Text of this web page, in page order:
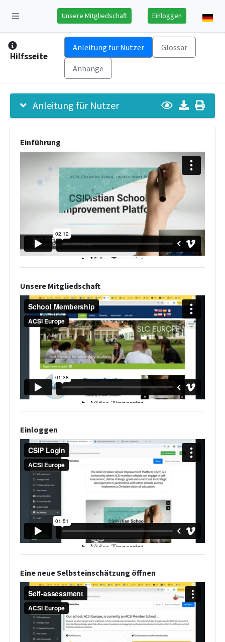
Unsere Mitgliedschaft Einloggen
Hilfsseite
Anleitung für Nutzer Glossar
Anhänge
Anleitung für Nutzer
Einführung
Unsere Mitgliedschaft
Einloggen
Eine neue Selbsteinschätzung öffnen